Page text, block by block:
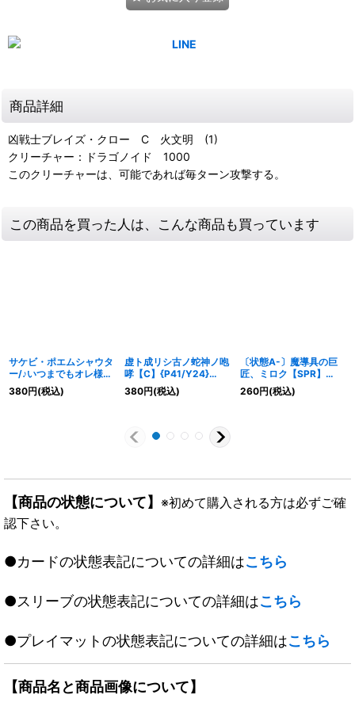
商品詳細
凶戦士ブレイズ・クロー C 火文明 (1)
クリーチャー：ドラゴノイド 1000
このクリーチャーは、可能であれば毎ターン攻撃する。
この商品を買った人は、こんな商品も買っています
サケビ・ポエムシャウタ
ー/♪いつまでもオレ様の
歌は終わらねぇ【SR】
{23RP4XS3X/S8}
380円(税込)
虚ト成リシ古ノ蛇神ノ咆
哮【C】{P41/Y24}
《火》
380円(税込)
〔状態A-〕魔導具の巨
匠、ミロク【SPR】
{25EX4SPR4/SPR20}
《火》
260円(税込)
【商品の状態について】 ※初めて購入される方は必ずご確
認下さい。
●カードの状態表記についての詳細はこちら
●スリーブの状態表記についての詳細はこちら
●プレイマットの状態表記についての詳細はこちら
【商品名と商品画像について】